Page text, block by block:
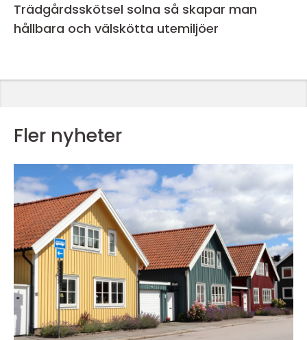
Trädgårdsskötsel solna så skapar man
hållbara och välskötta utemiljöer
Fler nyheter